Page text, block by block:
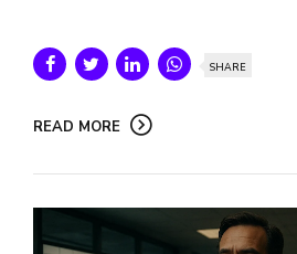
SHARE
READ MORE